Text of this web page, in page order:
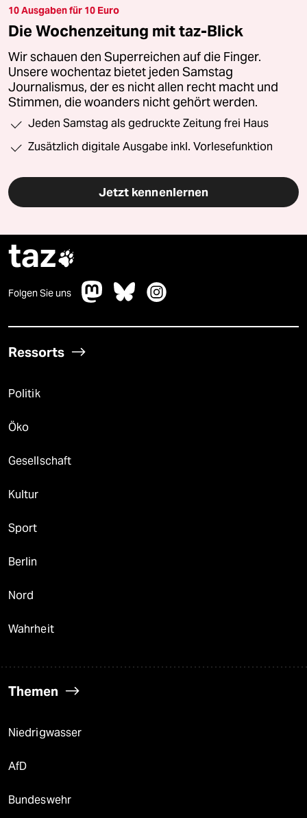
10 Ausgaben für 10 Euro
Die Wochenzeitung mit taz-Blick
Wir schauen den Superreichen auf die Finger.
Unsere wochentaz bietet jeden Samstag
Journalismus, der es nicht allen recht macht und
Stimmen, die woanders nicht gehört werden.
Jeden Samstag als gedruckte Zeitung frei Haus
Zusätzlich digitale Ausgabe inkl. Vorlesefunktion
Jetzt kennenlernen
taz
Folgen Sie uns
Ressorts
Politik
Öko
Gesellschaft
Kultur
Sport
Berlin
Nord
Wahrheit
Themen
Niedrigwasser
AfD
Bundeswehr